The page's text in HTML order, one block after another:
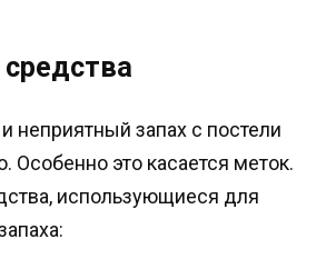
неприятный запах с постели
Особенно это касается меток.
использующиеся для